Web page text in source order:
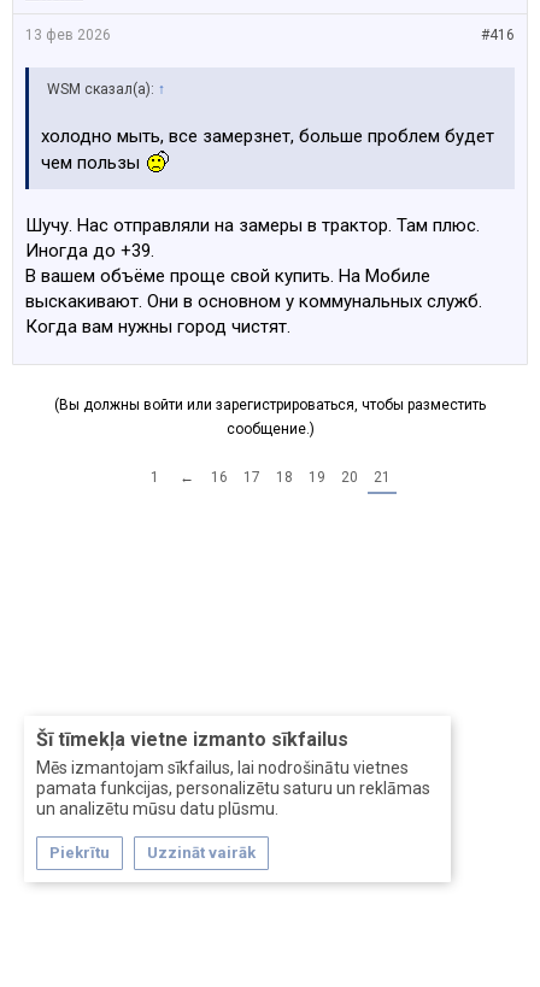
Šī tīmekļa vietne izmanto sīkfailus
Mēs izmantojam sīkfailus, lai nodrošinātu vietnes
pamata funkcijas, personalizētu saturu un reklāmas
un analizētu mūsu datu plūsmu.
Piekrītu Uzzināt vairāk
#416
13 фев 2026
WSM сказал(а): ↑
холодно мыть, все замерзнет, больше проблем будет
чем пользы
Шучу. Нас отправляли на замеры в трактор. Там плюс.
Иногда до +39.
В вашем объёме проще свой купить. На Мобиле
выскакивают. Они в основном у коммунальных служб.
Когда вам нужны город чистят.
(Вы должны войти или зарегистрироваться, чтобы разместить
сообщение.)
1 ← 16 17 18 19 20 21